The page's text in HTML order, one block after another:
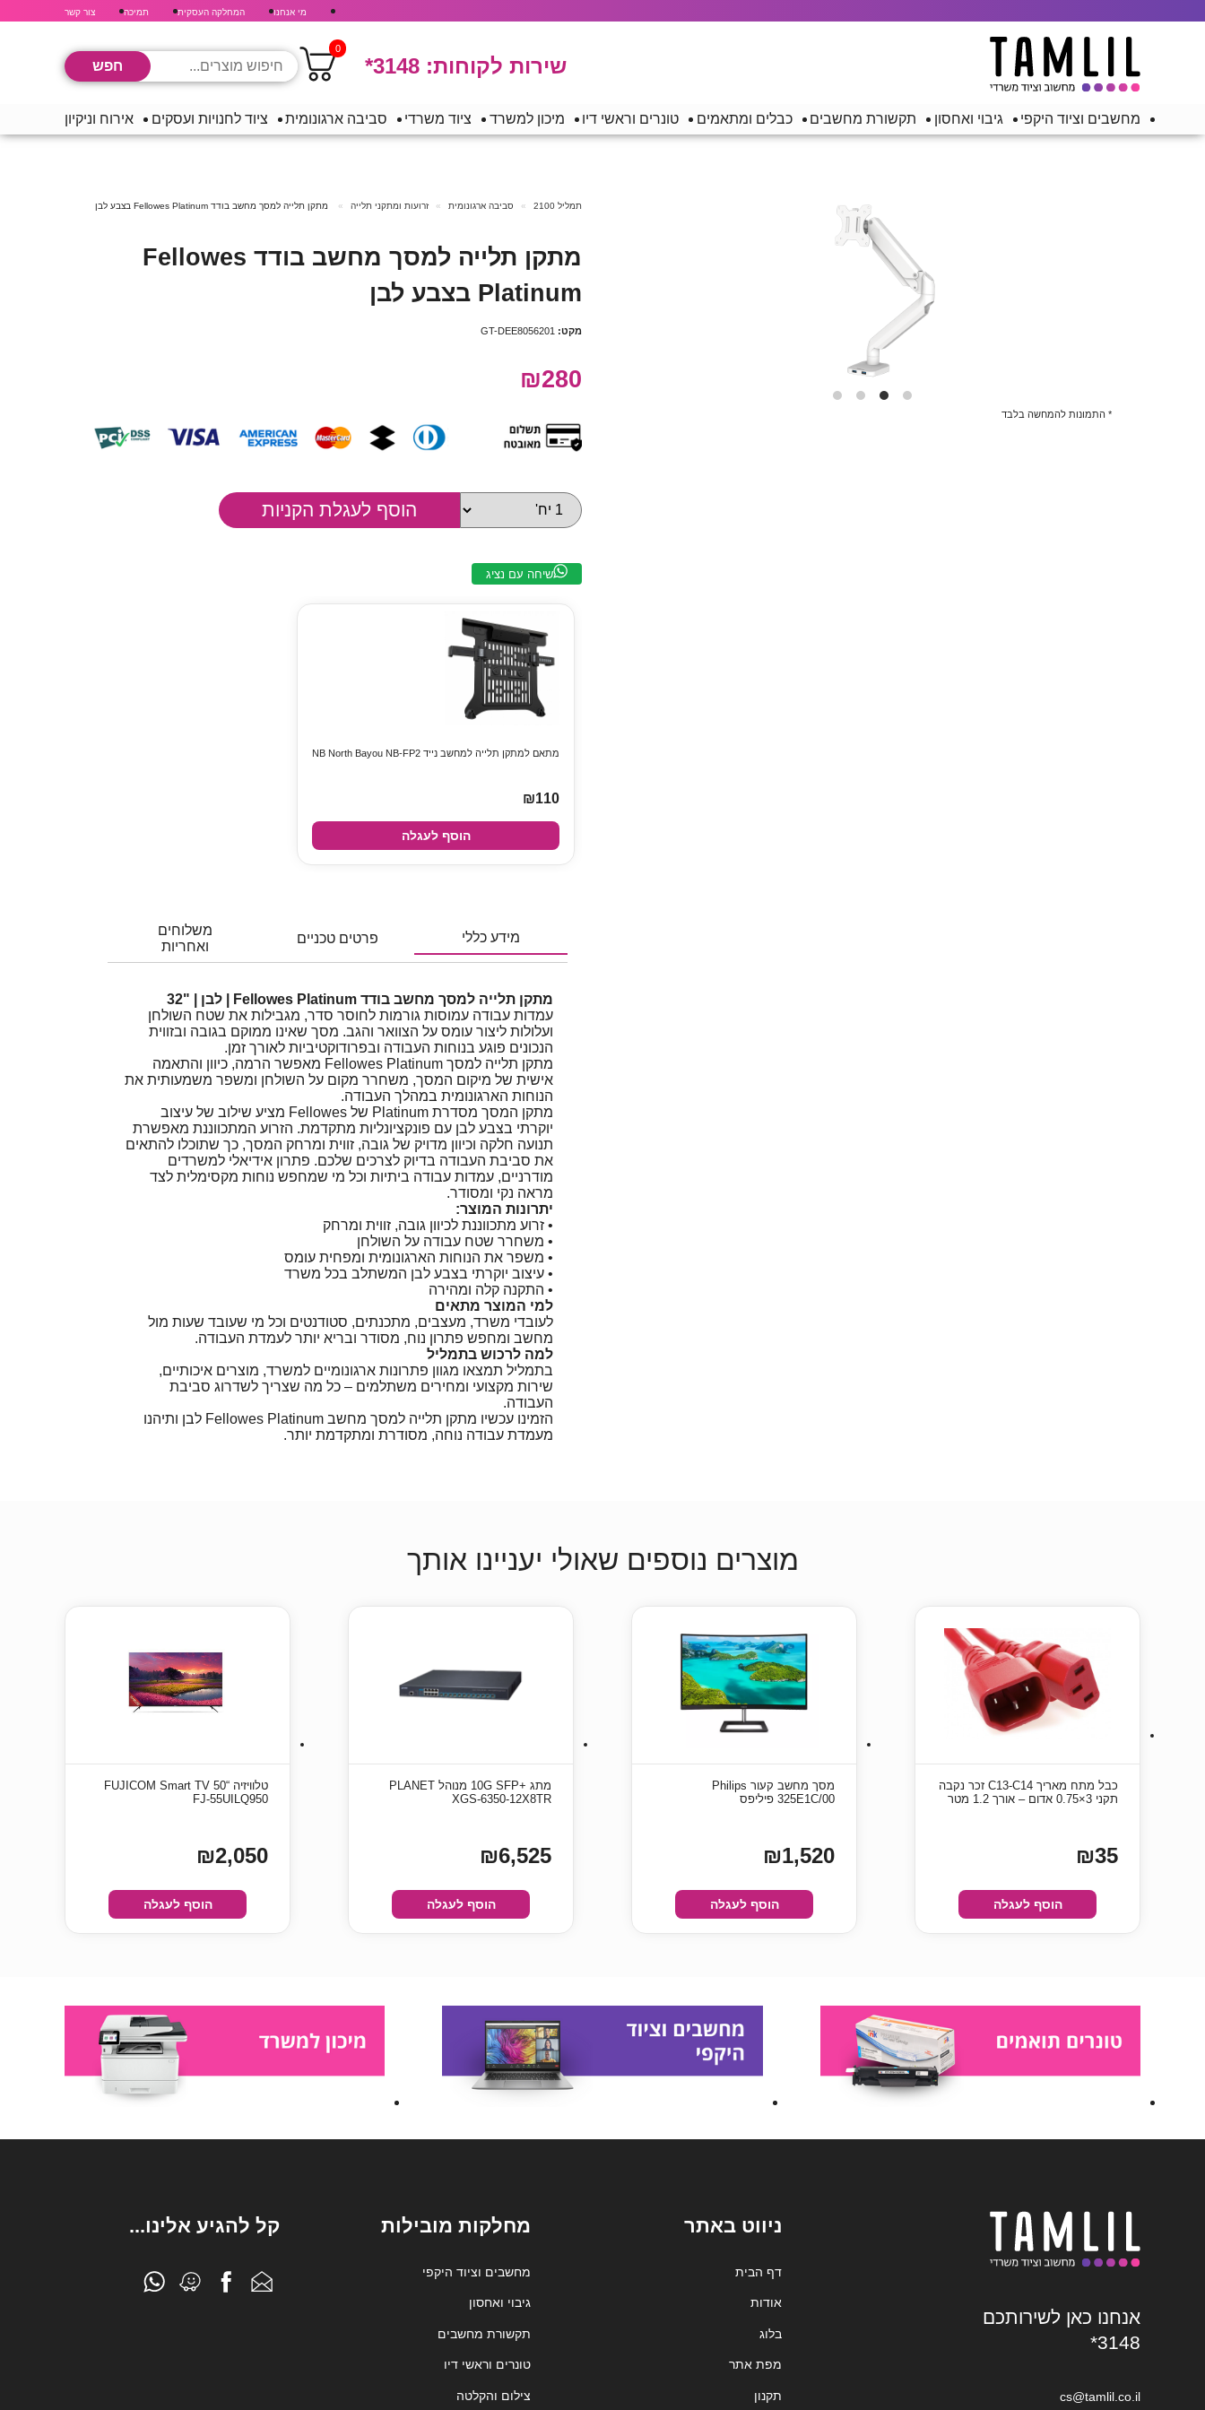
מי אנחנו המחלקה העסקית תמיכה צור קשר
שירות לקוחות: *3148
0
מחשבים וציוד היקפי גיבוי ואחסון תקשורת מחשבים כבלים ומתאמים טונרים וראשי דיו מיכון למשרד ציוד משרדי סביבה ארגונומית ציוד לחנויות ועסקים אירוח וניקיון
* התמונות להמחשה בלבד
תמליל 2100 סביבה ארגונומית זרועות ומתקני תלייה מתקן תלייה למסך מחשב בודד Fellowes Platinum בצבע לבן
מתקן תלייה למסך מחשב בודד Fellowes
Platinum בצבע לבן
מקט: GT-DEE8056201
₪280
שיחה עם נציג
מתאם למתקן תלייה למחשב נייד NB North Bayou NB-FP2
₪110
הוסף לעגלה
מידע כללי פרטים טכניים
משלוחים
ואחריות
מתקן תלייה למסך מחשב בודד Fellowes Platinum | לבן | "32
עמדות עבודה עמוסות גורמות לחוסר סדר, מגבילות את שטח השולחן
ועלולות ליצור עומס על הצוואר והגב. מסך שאינו ממוקם בגובה ובזווית
הנכונים פוגע בנוחות העבודה ובפרודוקטיביות לאורך זמן.
מתקן תלייה למסך Fellowes Platinum מאפשר הרמה, כיוון והתאמה
אישית של מיקום המסך, משחרר מקום על השולחן ומשפר משמעותית את
הנוחות הארגונומית במהלך העבודה.
מתקן המסך מסדרת Platinum של Fellowes מציע שילוב של עיצוב
יוקרתי בצבע לבן עם פונקציונליות מתקדמת. הזרוע המתכווננת מאפשרת
תנועה חלקה וכיוון מדויק של גובה, זווית ומרחק המסך, כך שתוכלו להתאים
את סביבת העבודה בדיוק לצרכים שלכם. פתרון אידיאלי למשרדים
מודרניים, עמדות עבודה ביתיות וכל מי שמחפש נוחות מקסימלית לצד
מראה נקי ומסודר.
יתרונות המוצר:
• זרוע מתכווננת לכיוון גובה, זווית ומרחק
• משחרר שטח עבודה על השולחן
• משפר את הנוחות הארגונומית ומפחית עומס
• עיצוב יוקרתי בצבע לבן המשתלב בכל משרד
• התקנה קלה ומהירה
למי המוצר מתאים
לעובדי משרד, מעצבים, מתכנתים, סטודנטים וכל מי שעובד שעות מול
מחשב ומחפש פתרון נוח, מסודר ובריא יותר לעמדת העבודה.
למה לרכוש בתמליל
בתמליל תמצאו מגוון פתרונות ארגונומיים למשרד, מוצרים איכותיים,
שירות מקצועי ומחירים משתלמים – כל מה שצריך לשדרוג סביבת
העבודה.
הזמינו עכשיו מתקן תלייה למסך מחשב Fellowes Platinum לבן ותיהנו
מעמדת עבודה נוחה, מסודרת ומתקדמת יותר.
מוצרים נוספים שאולי יעניינו אותך
כבל מתח מאריך C13-C14 זכר נקבה
תקני 3×0.75 אדום – אורך 1.2 מטר
₪35
הוסף לעגלה
מסך מחשב קעור Philips
325E1C/00 פיליפס
₪1,520
הוסף לעגלה
מתג +10G SFP מנוהל PLANET
XGS-6350-12X8TR
₪6,525
הוסף לעגלה
טלוויזיה “50 FUJICOM Smart TV
FJ-55UILQ950
₪2,050
הוסף לעגלה
אנחנו כאן לשירותכם
*3148
cs@tamlil.co.il
ניווט באתר
דף הבית
אודות
בלוג
מפת אתר
תקנון
מחלקות מובילות
מחשבים וציוד היקפי
גיבוי ואחסון
תקשורת מחשבים
טונרים וראשי דיו
צילום והקלטה
קל להגיע אלינו...